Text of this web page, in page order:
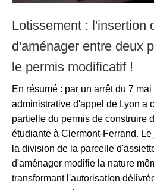
Lotissement : l'insertion
d'aménager entre deux
le permis modificatif !
En résumé : par un arrêt du 7
administrative d'appel de Lyon a
partielle du permis de construire
étudiante à Clermont-Ferrand.
la division de la parcelle
d'aménager modifie la nature
transformant l'autorisation